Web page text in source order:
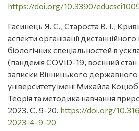
https://doi.org/10.3390/
Гасинець Я. С., Староста В. І.,
аспекти організації
біологічних спеціальностей в
(пандемія COVID-19, воєнний стан
записки Вінницького державного
університету імені Михайла
Теорія та методика навчання
2023. С. 9-20. https://doi.org/
2023-4-9-20